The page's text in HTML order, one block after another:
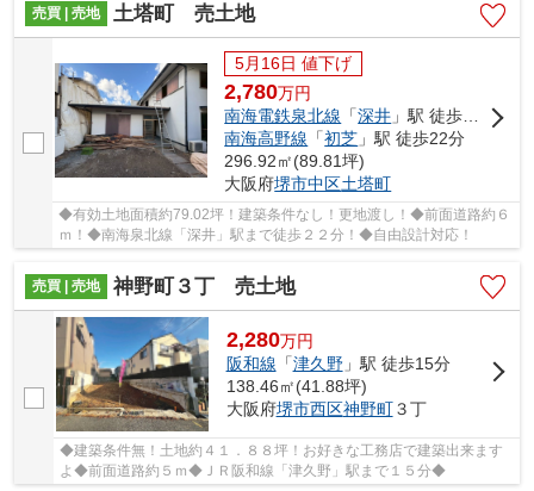
売買 | 売地
土塔町 売土地
5月16日 値下げ
2,780万円
南海電鉄泉北線 「深井 」駅 徒歩22分
南海高野線 「初芝 」駅 徒歩22分
296.92㎡(89.81坪)
大阪府堺市中区土塔町
◆有効土地面積約79.02坪！建築条件なし！更地渡し！◆前面道路約６
ｍ！◆南海泉北線「深井」駅まで徒歩２２分！◆自由設計対応！
売買 | 売地 神野町３丁 売土地
2,280万円
阪和線 「津久野」駅 徒歩15分
138.46㎡(41.88坪)
大阪府堺市西区神野町３丁
◆建築条件無！土地約４１．８８坪！お好きな工務店で建築出来ます
よ◆前面道路約５ｍ◆ＪＲ阪和線「津久野」駅まで１５分◆